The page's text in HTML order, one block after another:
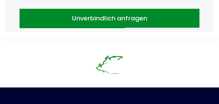
Unverbindlich anfragen